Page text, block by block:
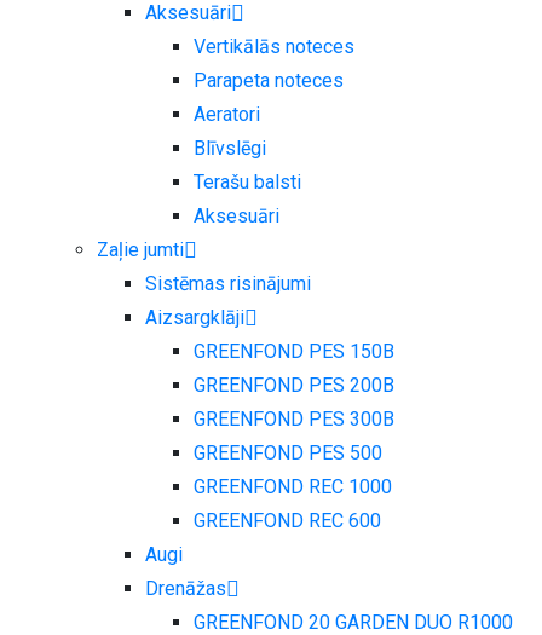
Aksesuāri
Vertikālās noteces
Parapeta noteces
Aeratori
Blīvslēgi
Terašu balsti
Aksesuāri
Zaļie jumti
Sistēmas risinājumi
Aizsargklāji
GREENFOND PES 150B
GREENFOND PES 200B
GREENFOND PES 300B
GREENFOND PES 500
GREENFOND REC 1000
GREENFOND REC 600
Augi
Drenāžas
GREENFOND 20 GARDEN DUO R1000